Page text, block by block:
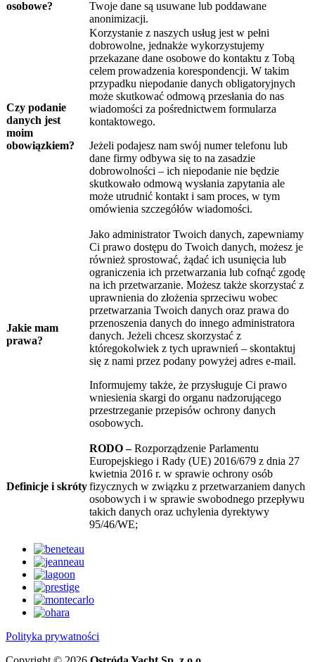
osobowe?
Twoje dane są usuwane lub poddawane
anonimizacji.
Czy podanie
danych jest
moim
obowiązkiem?
Korzystanie z naszych usług jest w pełni
dobrowolne, jednakże wykorzystujemy
przekazane dane osobowe do kontaktu z Tobą
celem prowadzenia korespondencji. W takim
przypadku niepodanie danych obligatoryjnych
może skutkować odmową przesłania do nas
wiadomości za pośrednictwem formularza
kontaktowego.
Jeżeli podajesz nam swój numer telefonu lub
dane firmy odbywa się to na zasadzie
dobrowolności – ich niepodanie nie będzie
skutkowało odmową wysłania zapytania ale
może utrudnić kontakt i sam proces, w tym
omówienia szczegółów wiadomości.
Jakie mam
prawa?
Jako administrator Twoich danych, zapewniamy
Ci prawo dostępu do Twoich danych, możesz je
również sprostować, żądać ich usunięcia lub
ograniczenia ich przetwarzania lub cofnąć zgodę
na ich przetwarzanie. Możesz także skorzystać z
uprawnienia do złożenia sprzeciwu wobec
przetwarzania Twoich danych oraz prawa do
przenoszenia danych do innego administratora
danych. Jeżeli chcesz skorzystać z
któregokolwiek z tych uprawnień – skontaktuj
się z nami przez podany powyżej adres e-mail.
Informujemy także, że przysługuje Ci prawo
wniesienia skargi do organu nadzorującego
przestrzeganie przepisów ochrony danych
osobowych.
Definicje i skróty
RODO –Rozporządzenie Parlamentu
Europejskiego i Rady (UE) 2016/679 z dnia 27
kwietnia 2016 r. w sprawie ochrony osób
fizycznych w związku z przetwarzaniem danych
osobowych i w sprawie swobodnego przepływu
takich danych oraz uchylenia dyrektywy
95/46/WE;
Polityka prywatności